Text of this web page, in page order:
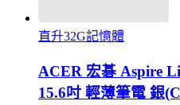
直升32G記憶體
ACER 宏碁 Aspire
15.6吋 輕薄筆電 銀